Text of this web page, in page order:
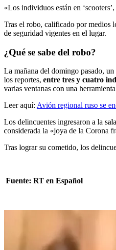
«Los individuos están en
Tras el robo, calificado por medios
de seguridad vigentes en el lugar.
¿Qué se sabe del robo?
La mañana del domingo pasado,
los reportes, entre tres y cuatro
varias ventanas con una
Leer aquí: Avión regional ruso se
Los delincuentes ingresaron a la
considerada la «joya de la Corona
Tras lograr su cometido, los
Fuente: RT en Español